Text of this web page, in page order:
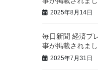
2025年8月14日
毎日新聞 経済プ
事が掲載されまし
2025年7月31日